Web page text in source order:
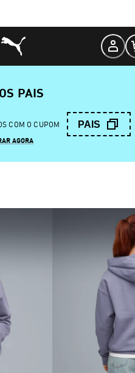
PAIS
COM O CUPOM PAIS
AGORA